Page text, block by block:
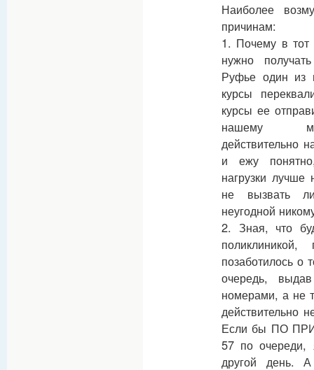
Наиболее
причинам:
1. Почему в тот
нужно
Руфье один из
курсы
курсы ее
нашему
действительно
и ежу
нагрузки
не вызвать
неугодной
2. Зная, что
позаботилось о
очередь,
номерами, а не
действительно
Если бы ПО
57 по
другой день.